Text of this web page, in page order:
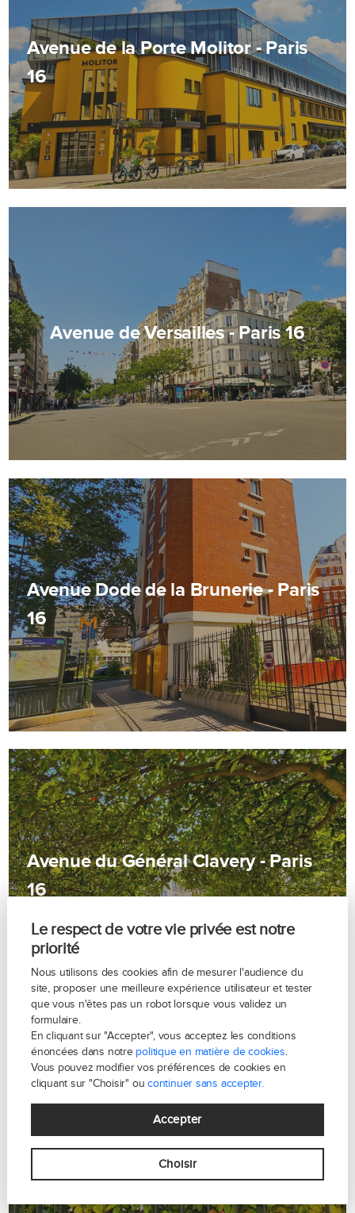
Le respect de votre vie privée est notre
priorité
Nous utilisons des cookies afin de mesurer l'audience du
site, proposer une meilleure expérience utilisateur et tester
que vous n'êtes pas un robot lorsque vous validez un
formulaire.
En cliquant sur "Accepter", vous acceptez les conditions
énoncées dans notre politique en matière de cookies.
Vous pouvez modifier vos préférences de cookies en
cliquant sur "Choisir" oucontinuer sans accepter.
Accepter
Choisir
Avenue de la Porte Molitor - Paris
16
Avenue de Versailles - Paris 16
Avenue Dode de la Brunerie - Paris
16
Avenue du Général Clavery - Paris
16
Avenue du Général Dubail - Paris 16